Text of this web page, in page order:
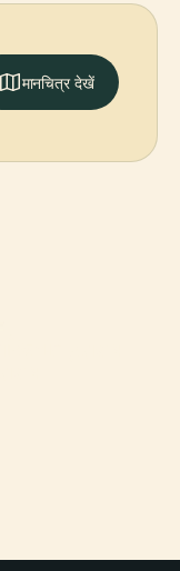
मानचित्र देखें